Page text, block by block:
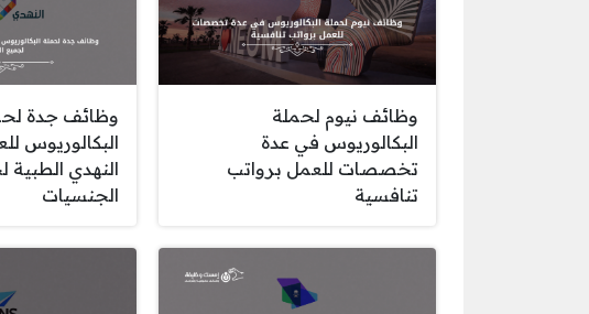
وظائف نيوم لحملة
البكالوريوس في عدة
تخصصات للعمل برواتب
تنافسية
وظائف جدة
البكالوريوس
النهدي الطبية
الجنسيات